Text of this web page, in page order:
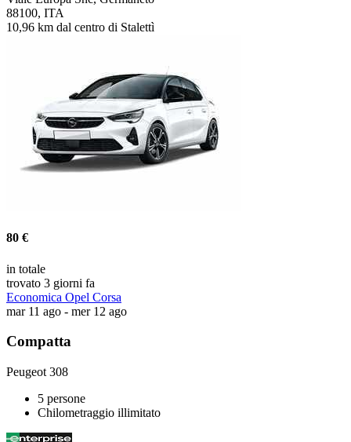
88100, ITA
10,96 km dal centro di Stalettì
80 €
in totale
trovato 3 giorni fa
Economica Opel Corsa
mar 11 ago - mer 12 ago
Compatta
Peugeot 308
5 persone
Chilometraggio illimitato